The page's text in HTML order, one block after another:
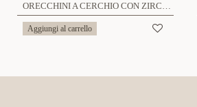
ORECCHINI A CERCHIO CON ZIRCONE - HDX2252D888
Aggiungi al carrello